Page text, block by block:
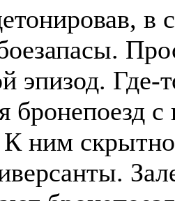
в
эпизод. Где-
бронепоезд
ним